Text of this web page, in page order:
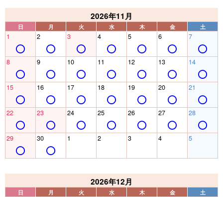
2026年11月
日 月 火 水 木 金 土
1 2 3 4 5 6 7
8 9 10 11 12 13 14
15 16 17 18 19 20 21
22 23 24 25 26 27 28
29 30 1 2 3 4 5
2026年12月
日 月 火 水 木 金 土